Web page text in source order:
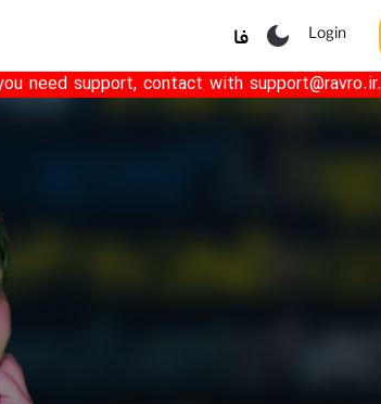
فا Login
need support, contact with support@ravro.ir.